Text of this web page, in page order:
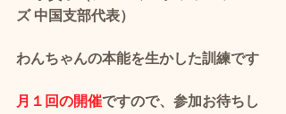
ズ 中国支部代表）
わんちゃんの本能を生かした訓練です
月１回の開催ですので、参加お待ちし